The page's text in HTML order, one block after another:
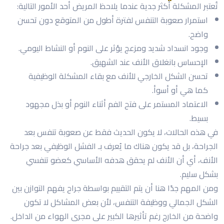
تُعتبر المشكلة أكثر جدية عندما يلاحظ المريض أحد الأمور التالية:
استمرار صعوبة التنفس لفترة أطول من المتوقع دون تحسن
واضح.
وجود انسداد شديد ومزعج يؤثر على النوم أو النشاط اليومي.
الإحساس بانغلاق الأنف عند الشهيق.
تحسن الشكل الخارجي للأنف مع بقاء المشكلة الوظيفية
كما هي أو أسوأ.
الاعتماد المستمر على فتح الفم أثناء النوم أو بذل مجهود
بسيط.
في هذه الحالات، لا يكون الحديث فقط عن صعوبة تنفس بعد
الجراحة، بل قد يكون هناك ما يُعرف بـ الفشل الوظيفي بعد جراحة
الأنف، أي أن الأنف لم يحقق هدفه الأساسي كعضو تنفسي
بشكل سليم.
ومن المهم جدًا هنا أن يتم التقييم بواسطة جراح يفهم التوازن بين
الشكل الجمالي ووظيفة التنفس، لأن بعض المشاكل لا تكون
واضحة من الخارج رغم تأثيرها الكبير على مجرى الهواء من الداخل.